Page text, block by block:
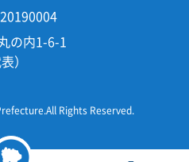
の内1-6-1
）
Rights Reserved.